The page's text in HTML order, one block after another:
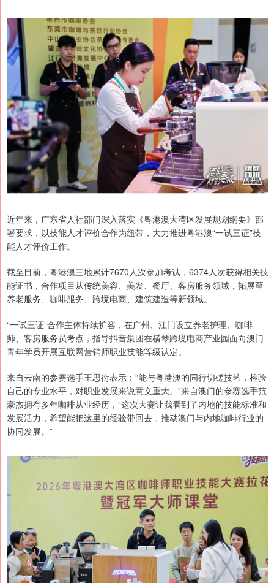
近年来，广东省人社部门深入落实《粤港澳大湾区发展规划纲要》部
署要求，以技能人才评价合作为纽带，大力推进粤港澳“一试三证”技
能人才评价工作。
截至目前，粤港澳三地累计7670人次参加考试，6374人次获得相关技
能证书，合作项目从传统美容、美发、餐厅、客房服务领域，拓展至
养老服务、咖啡服务、跨境电商、建筑建造等新领域。
“一试三证”合作主体持续扩容，在广州、江门设立养老护理、咖啡
师、客房服务员考点，指导抖音集团在横琴跨境电商产业园面向澳门
青年学员开展互联网营销师职业技能等级认定。
来自云南的参赛选手王思衍表示：“能与粤港澳的同行切磋技艺，检验
自己的专业水平，对职业发展来说意义重大。”来自澳门的参赛选手范
豪杰拥有多年咖啡从业经历，“这次大赛让我看到了内地的技能标准和
发展活力，希望能把这里的经验带回去，推动澳门与内地咖啡行业的
协同发展。”